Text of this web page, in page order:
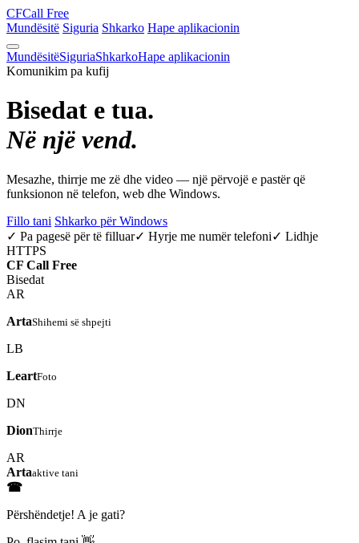
CFCall Free
Mundësitë Siguria Shkarko Hape aplikacionin
MundësitëSiguriaShkarkoHape aplikacionin
Komunikim pa kufij
Bisedat e tua.
Në një vend.
Mesazhe, thirrje me zë dhe video — një përvojë e pastër që
funksionon në telefon, web dhe Windows.
Fillo tani Shkarko për Windows
✓ Pa pagesë për të filluar✓ Hyrje me numër telefoni✓ Lidhje
HTTPS
CF Call Free
Bisedat
AR
ArtaShihemi së shpejti
LB
LeartFoto
DN
DionThirrje
AR
Artaaktive tani
☎
Përshëndetje! A je gati?